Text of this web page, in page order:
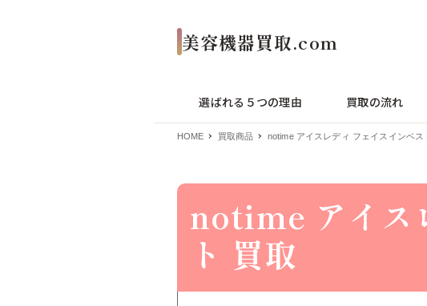
選ばれる５つの理由 買取の流れ
HOME 買取商品 notime アイスレディ フェイスインベス
notime アイス
ト 買取